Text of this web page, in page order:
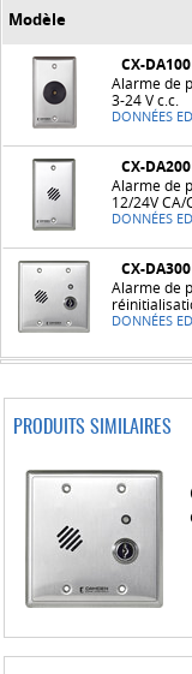
Modèle
CX-DA100
Alarme de
3-24 V c.c.
DONNÉES
CX-DA200
Alarme de
12/24V CA/
DONNÉES
CX-DA300
Alarme de
DONNÉES
PRODUITS SIMILAIRES